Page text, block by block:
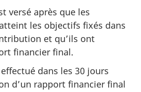
versé après que les
les objectifs fixés dans
et qu’ils ont
financier final.
dans les 30 jours
d’un rapport financier final